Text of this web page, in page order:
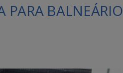
PARA BALNEÁRIO